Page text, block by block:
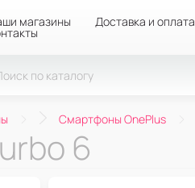
магазины Доставка и оплата
Смартфоны OnePlus
6